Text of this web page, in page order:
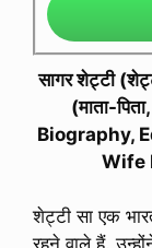
सागर शेट्टी
(माता-
Biography,
Wife
शेट्टी सा एक